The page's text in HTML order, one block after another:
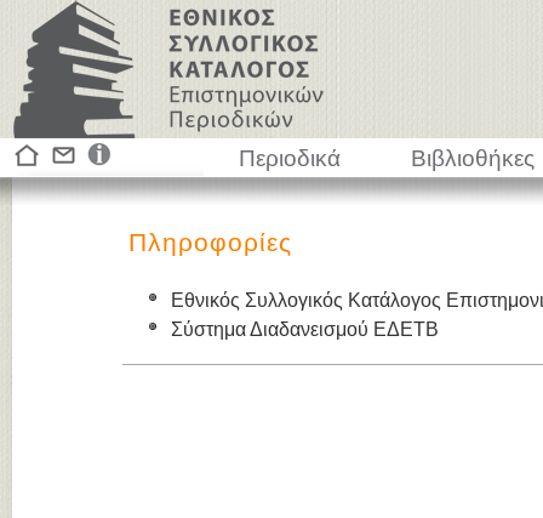
Περιοδικά Βιβλιοθήκες
Πληροφορίες
Εθνικός Συλλογικός Κατάλογος
Σύστημα Διαδανεισμού ΕΔΕΤΒ